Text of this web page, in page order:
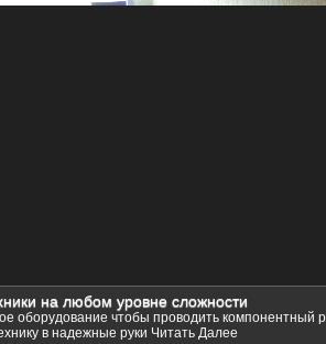
на любом уровне сложности
оборудование чтобы проводить компонентный
в надежные руки Читать Далее
практически любую операционную
Linux Red Hat, Ubuntu, Kubuntu, и даже